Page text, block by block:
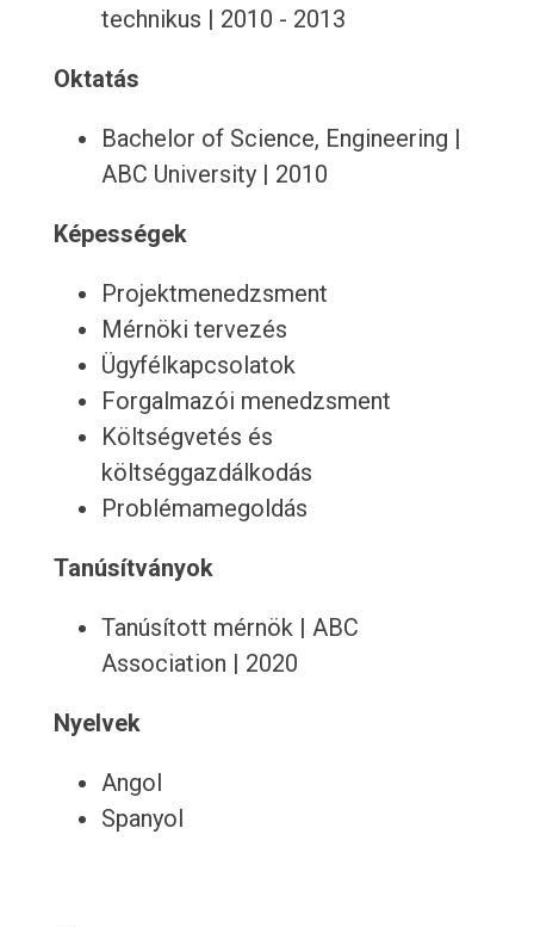
technikus | 2010 - 2013
Oktatás
Bachelor of Science, Engineering |
ABC University | 2010
Képességek
Projektmenedzsment
Mérnöki tervezés
Ügyfélkapcsolatok
Forgalmazói menedzsment
Költségvetés és
költséggazdálkodás
Problémamegoldás
Tanúsítványok
Tanúsított mérnök | ABC
Association | 2020
Nyelvek
Angol
Spanyol